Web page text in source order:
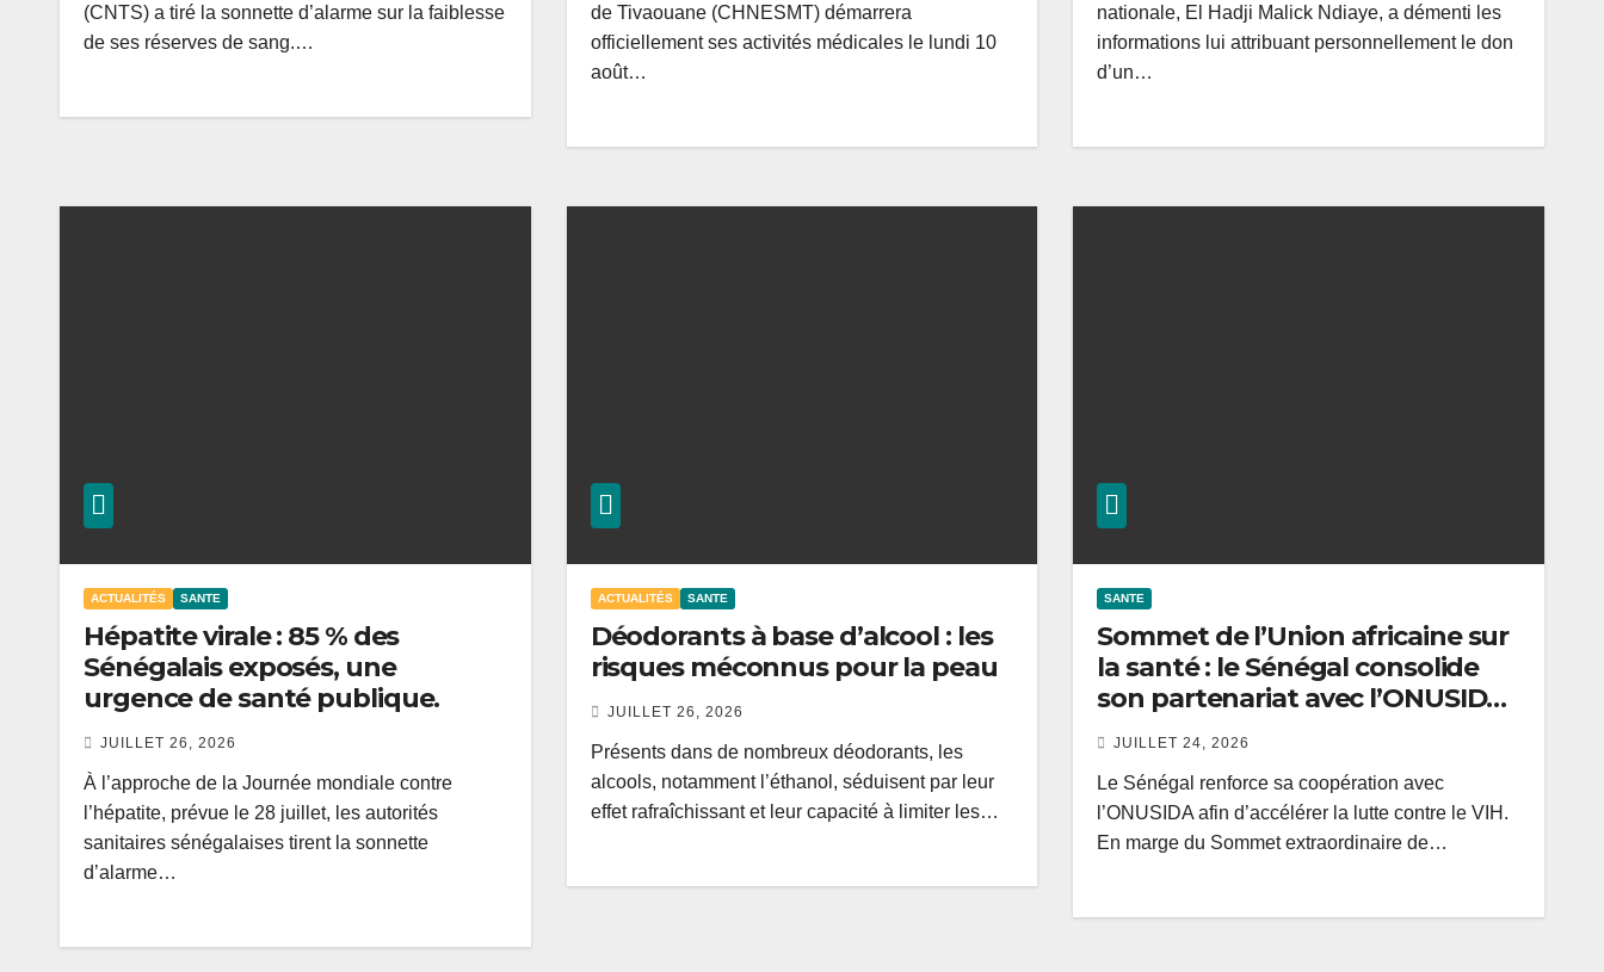
(CNTS) a tiré la sonnette d’alarme sur la faiblesse
de ses réserves de sang.…
de Tivaouane (CHNESMT) démarrera
officiellement ses activités médicales le lundi 10
août…
nationale, El Hadji Malick Ndiaye, a démenti les
informations lui attribuant personnellement le don
d’un…
ACTUALITÉS SANTE
Hépatite virale : 85 % des
Sénégalais exposés, une
urgence de santé publique.
JUILLET 26, 2026
À l’approche de la Journée mondiale contre
l’hépatite, prévue le 28 juillet, les autorités
sanitaires sénégalaises tirent la sonnette
d’alarme…
ACTUALITÉS SANTE
Déodorants à base d’alcool : les
risques méconnus pour la peau
JUILLET 26, 2026
Présents dans de nombreux déodorants, les
alcools, notamment l’éthanol, séduisent par leur
effet rafraîchissant et leur capacité à limiter les…
SANTE
Sommet de l’Union africaine sur
la santé : le Sénégal consolide
son partenariat avec l’ONUSIDA
dans la lutte contre le VIH
JUILLET 24, 2026
Le Sénégal renforce sa coopération avec
l’ONUSIDA afin d’accélérer la lutte contre le VIH.
En marge du Sommet extraordinaire de…